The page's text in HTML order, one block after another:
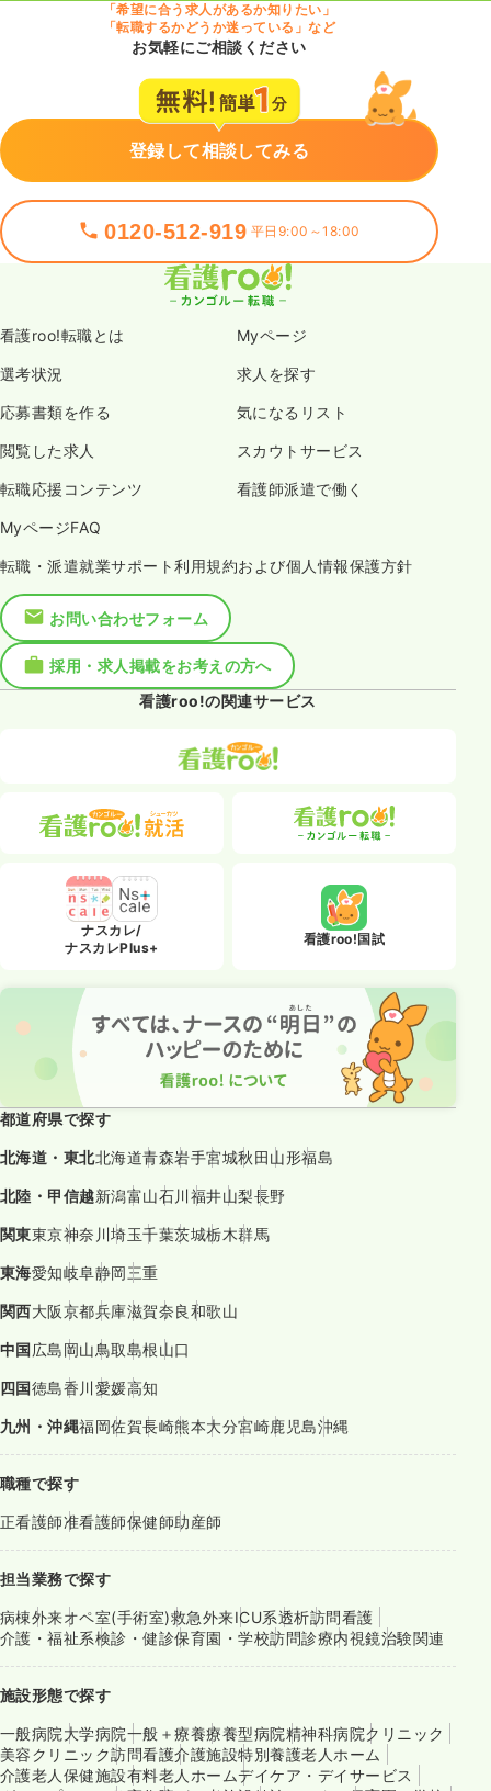
「希望に合う求人があるか知りたい」
「転職するかどうか迷っている」など
お気軽にご相談ください
登録して相談してみる
0120-512-919 平日9:00～18:00
看護roo!転職とは Myページ
選考状況 求人を探す
応募書類を作る 気になるリスト
閲覧した求人 スカウトサービス
転職応援コンテンツ 看護師派遣で働く
MyページFAQ
転職・派遣就業サポート利用規約および個人情報保護方針
お問い合わせフォーム
採用・求人掲載をお考えの方へ
看護roo!の関連サービス
ナスカレ/
ナスカレPlus+
看護roo!国試
都道府県で探す
北海道・東北北海道青森岩手宮城秋田山形福島
北陸・甲信越新潟富山石川福井山梨長野
関東東京神奈川埼玉千葉茨城栃木群馬
東海愛知岐阜静岡三重
関西大阪京都兵庫滋賀奈良和歌山
中国広島岡山鳥取島根山口
四国徳島香川愛媛高知
九州・沖縄福岡佐賀長崎熊本大分宮崎鹿児島沖縄
職種で探す
正看護師准看護師保健師助産師
担当業務で探す
病棟外来オペ室(手術室)救急外来ICU系透析訪問看護
介護・福祉系検診・健診保育園・学校訪問診療内視鏡治験関連
施設形態で探す
一般病院大学病院一般＋療養療養型病院精神科病院クリニック
美容クリニック訪問看護介護施設特別養護老人ホーム
介護老人保健施設有料老人ホームデイケア・デイサービス